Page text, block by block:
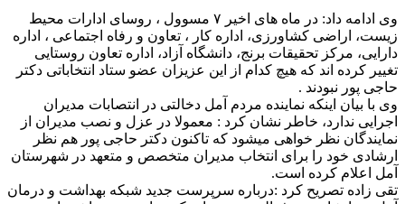
وی ادامه داد: در ماه های اخیر ۷ مسوول ، روسای ادارات محیط
زیست، اراضی کشاورزی، اداره کار ، تعاون و رفاه اجتماعی ، اداره
دارایی، مرکز تحقیقات برنج، دانشگاه آزاد، اداره تعاون روستایی
تغییر کرده اند که هیچ کدام از این عزیزان عضو ستاد انتخاباتی دکتر
حاجی پور نبودند .
وی با بیان اینکه نماینده مردم آمل دخالتی در انتصابات مدیران
اجرایی ندارد، خاطر نشان کرد : معمولا در عزل و نصب مدیران از
نمایندگان نظر خواهی میشود که تاکنون دکتر حاجی پور هم نظر
ارشادی خود را برای انتخاب مدیران متخصص و متعهد در شهرستان
آمل اعلام کرده است.
تقی زاده تصریح کرد :درباره سرپرست جدید شبکه بهداشت و درمان